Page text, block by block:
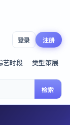
艺时段 类型策展
检索
登录 注册